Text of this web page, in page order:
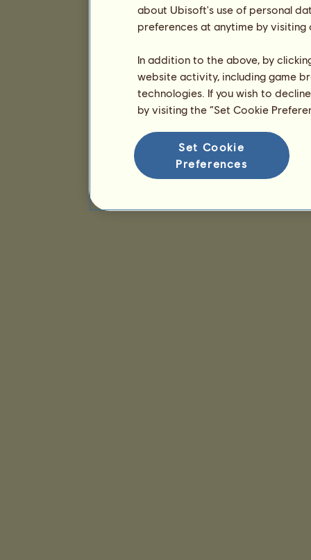
about Ubisoft's use of personal
preferences at anytime by
In addition to the above, by
website activity, including game
technologies. If you wish to
by visiting the “Set Cookie
Set Cookie
Preferences